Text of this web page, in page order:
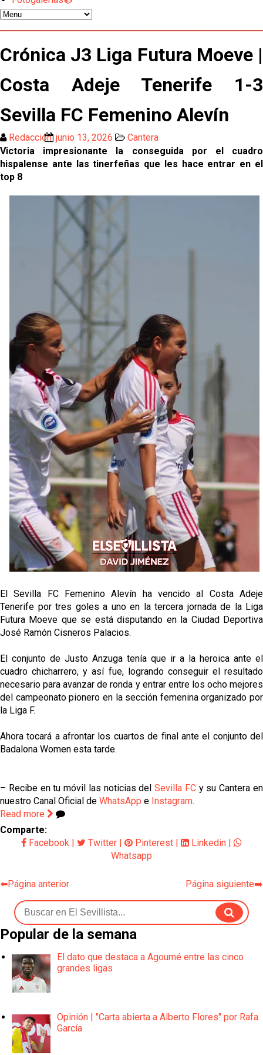
Los contratiempos para García Plaza por la mala
gestión de un inválido Consejo
Atlético y Getafe agitan el mercado de LaLiga
Luis García Plaza: No sufrir ya es un paso adelante
El Sevilla FC plantea ampliar hasta cinco fichajes
más antes del cierre
contrato con el Genoa
Kochorashvili, seria opción para reforzar el centro
del campo sevillista
Sow muy cerca de cerrar su traspaso al Genoa
Oso es el siguiente en la lista para salir
Banquillos confirmados: así queda la cantera del
Sevilla Femenino para la 2026/27
Celta y Rayo agitan el mercado de La Liga
Previa | El Sevilla FC cierra la pretemporada con el
exigente choque ante el Bayer Leverkusen
Crónica J3 Liga Futura Moeve |
Costa Adeje Tenerife 1-3
Sevilla FC Femenino Alevín
Redacción junio 13, 2026
Cantera
Victoria impresionante la conseguida por el cuadro
hispalense ante las tinerfeñas que les hace entrar en el
top 8
El Sevilla FC Femenino Alevín ha vencido al Costa Adeje
Tenerife por tres goles a uno en la tercera jornada de la Liga
Futura Moeve que se está disputando en la Ciudad Deportiva
José Ramón Cisneros Palacios.
El conjunto de Justo Anzuga tenía que ir a la heroica ante el
cuadro chicharrero, y así fue, logrando conseguir el resultado
necesario para avanzar de ronda y entrar entre los ocho mejores
del campeonato pionero en la sección femenina organizado por
la Liga F.
Ahora tocará a afrontar los cuartos de final ante el conjunto del
Badalona Women esta tarde.
– Recibe en tu móvil las noticias delSevilla FCy su Cantera en
nuestro Canal Oficial de WhatsApp e Instagram.
Read more
Comparte:
Facebook
Twitter Pinterest Linkedin
Whatsapp
⬅️Página anterior Página siguiente➡️
Popular de la semana
El dato que destaca a Agoumé entre las cinco
grandes ligas
Opinión | "Carta abierta a Alberto Flores" por Rafa
García